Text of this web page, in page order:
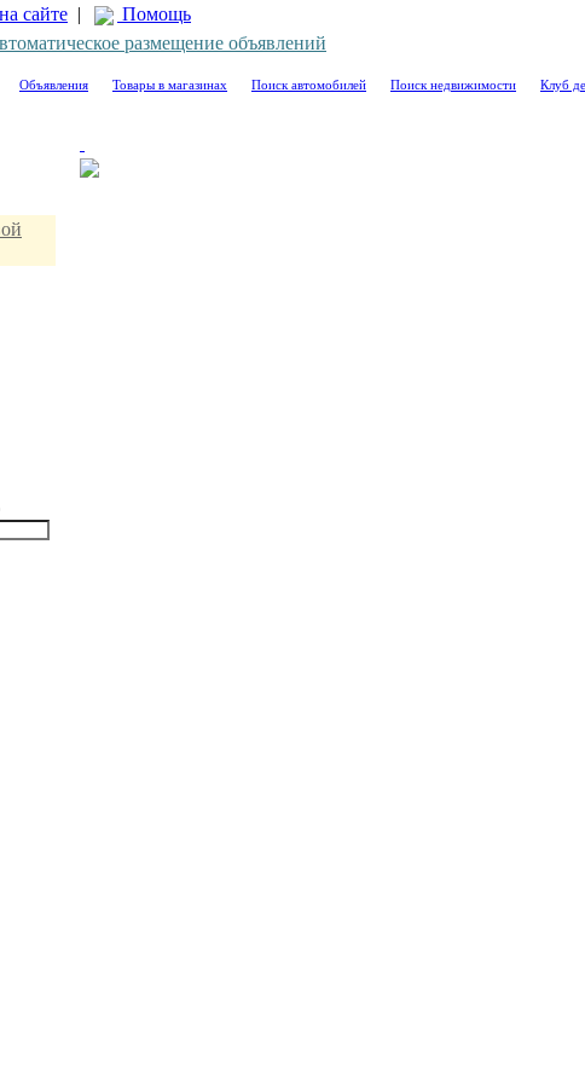
сайте |
Помощь
размещение объявлений
Объявления Товары в магазинах Поиск автомобилей Поиск недвижимости Клуб